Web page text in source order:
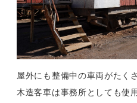
屋外にも整備中の車両がたく
木造客車は事務所としても使